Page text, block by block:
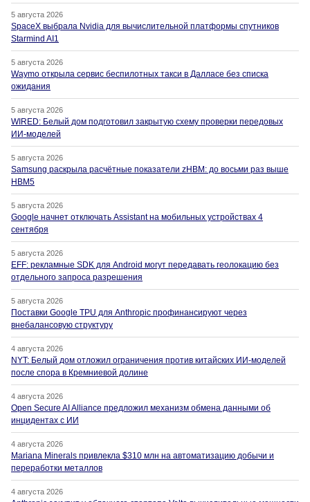
5 августа 2026
SpaceX выбрала Nvidia для вычислительной платформы спутников
Starmind AI1
5 августа 2026
Waymo открыла сервис беспилотных такси в Далласе без списка
ожидания
5 августа 2026
WIRED: Белый дом подготовил закрытую схему проверки передовых
ИИ-моделей
5 августа 2026
Samsung раскрыла расчётные показатели zHBM: до восьми раз выше
HBM5
5 августа 2026
Google начнет отключать Assistant на мобильных устройствах 4
сентября
5 августа 2026
EFF: рекламные SDK для Android могут передавать геолокацию без
отдельного запроса разрешения
5 августа 2026
Поставки Google TPU для Anthropic профинансируют через
внебалансовую структуру
4 августа 2026
NYT: Белый дом отложил ограничения против китайских ИИ-моделей
после спора в Кремниевой долине
4 августа 2026
Open Secure AI Alliance предложил механизм обмена данными об
инцидентах с ИИ
4 августа 2026
Mariana Minerals привлекла $310 млн на автоматизацию добычи и
переработки металлов
4 августа 2026